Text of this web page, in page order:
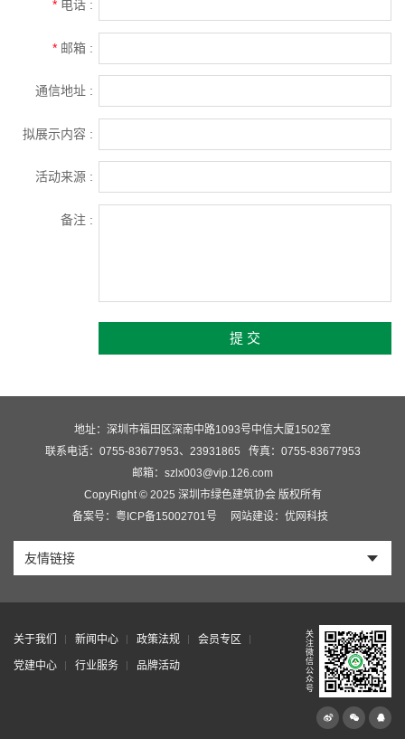
* 电话 :
* 邮箱 :
通信地址 :
拟展示内容 :
活动来源 :
备注 :
提 交
地址：深圳市福田区深南中路1093号中信大厦1502室
联系电话：0755-83677953、23931865
传真：0755-83677953
邮箱：szlx003@vip.126.com
CopyRight © 2025 深圳市绿色建筑协会 版权所有
备案号：粤ICP备15002701号
网站建设：优网科技
友情链接
关于我们 新闻中心 政策法规 会员专区
党建中心 行业服务 品牌活动
关
注
微
信
公
众
号